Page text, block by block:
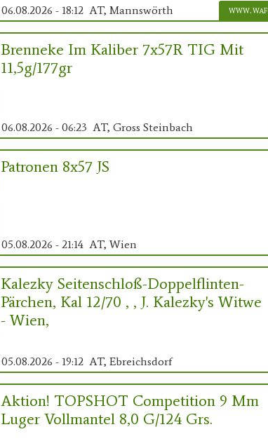
06.08.2026 - 18:12 AT, Mannswörth
Brenneke Im Kaliber 7x57R TIG Mit
11,5g/177gr
06.08.2026 - 06:23 AT, Gross Steinbach
Patronen 8x57 JS
05.08.2026 - 21:14 AT, Wien
Kalezky Seitenschloß-Doppelflinten-
Pärchen, Kal 12/70 , , J. Kalezky's Witwe
- Wien,
05.08.2026 - 19:12 AT, Ebreichsdorf
Aktion! TOPSHOT Competition 9 Mm
Luger Vollmantel 8,0 G/124 Grs.